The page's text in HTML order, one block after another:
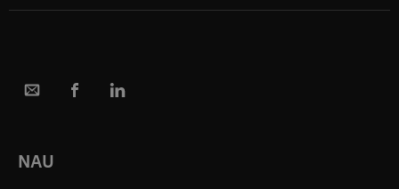
NAU